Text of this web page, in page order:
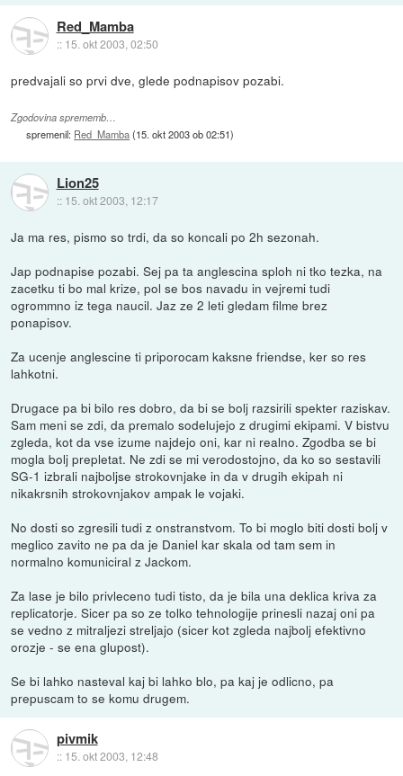
Red_Mamba
:: 15. okt 2003, 02:50
predvajali so prvi dve, glede podnapisov pozabi.
Zgodovina sprememb…
spremenil: Red_Mamba(15. okt 2003 ob 02:51)
Lion25
:: 15. okt 2003, 12:17
Ja ma res, pismo so trdi, da so koncali po 2h sezonah.
Jap podnapise pozabi. Sej pa ta anglescina sploh ni tko tezka, na
zacetku ti bo mal krize, pol se bos navadu in vejremi tudi
ogrommno iz tega naucil. Jaz ze 2 leti gledam filme brez
ponapisov.
Za ucenje anglescine ti priporocam kaksne friendse, ker so res
lahkotni.
Drugace pa bi bilo res dobro, da bi se bolj razsirili spekter raziskav.
Sam meni se zdi, da premalo sodelujejo z drugimi ekipami. V bistvu
zgleda, kot da vse izume najdejo oni, kar ni realno. Zgodba se bi
mogla bolj prepletat. Ne zdi se mi verodostojno, da ko so sestavili
SG-1 izbrali najboljse strokovnjake in da v drugih ekipah ni
nikakrsnih strokovnjakov ampak le vojaki.
No dosti so zgresili tudi z onstranstvom. To bi moglo biti dosti bolj v
meglico zavito ne pa da je Daniel kar skala od tam sem in
normalno komuniciral z Jackom.
Za lase je bilo privleceno tudi tisto, da je bila una deklica kriva za
replicatorje. Sicer pa so ze tolko tehnologije prinesli nazaj oni pa
se vedno z mitraljezi streljajo (sicer kot zgleda najbolj efektivno
orozje - se ena glupost).
Se bi lahko nasteval kaj bi lahko blo, pa kaj je odlicno, pa
prepuscam to se komu drugem.
pivmik
:: 15. okt 2003, 12:48